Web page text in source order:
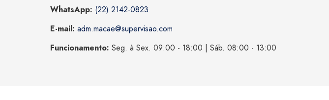
WhatsApp: (22) 2142-0823
E-mail: adm.macae@supervisao.com
Funcionamento: Seg. à Sex. 09:00 - 18:00 | Sáb. 08:00 - 13:00